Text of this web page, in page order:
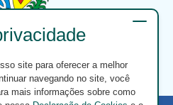
site para oferecer a melhor
navegando no site, você
mais informações sobre como